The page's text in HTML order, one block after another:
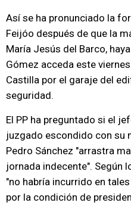
Así se ha pronunciado la
Feijóo después de que la
María Jesús del Barco,
Gómez acceda este
Castilla por el garaje del
seguridad.
El PP ha preguntado si el
juzgado escondido con su
Pedro Sánchez "arrastra
jornada indecente". Según
"no habría incurrido en
por la condición de